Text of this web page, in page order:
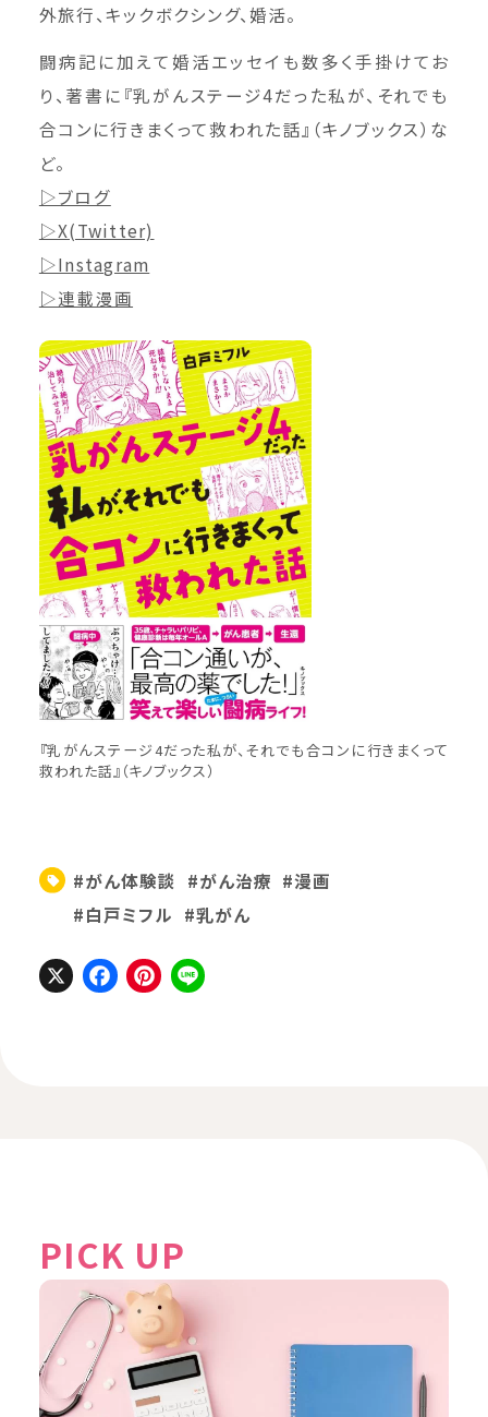
外旅行、キックボクシング、婚活。
闘病記に加えて婚活エッセイも数多く手掛けてお
り、著書に『乳がんステージ4だった私が、それでも
合コンに行きまくって救われた話』（キノブックス）な
ど。
▷ブログ
▷X(Twitter)
▷Instagram
▷連載漫画
『乳がんステージ4だった私が、それでも合コンに行きまくって
救われた話』（キノブックス）
#がん体験談 #がん治療 #漫画
#白戸ミフル #乳がん
X Facebook
Pinterest
PICK UP